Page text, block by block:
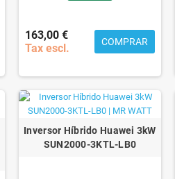
163,00 €
Tax escl.
COMPRAR
Inversor Híbrido Huawei 3kW
SUN2000-3KTL-LB0